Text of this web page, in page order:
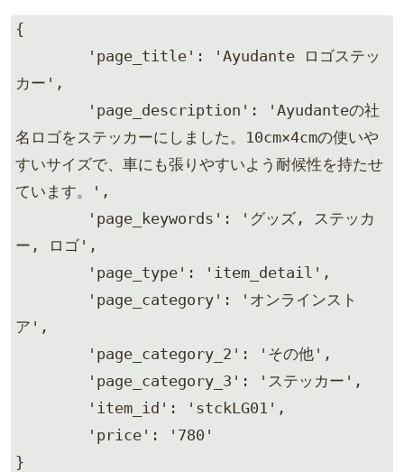
{
カー',
名ロゴをステッカーにしました。10cm×4cmの使いや
すいサイズで、車にも張りやすいよう耐候性を持たせ
ています。',
ー, ロゴ',
ア',
}